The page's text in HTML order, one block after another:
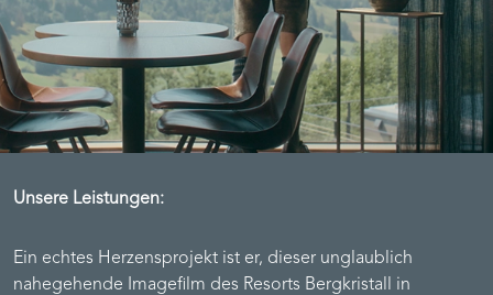
Unsere Leistungen:
Ein echtes Herzensprojekt ist er, dieser unglaublich
nahegehende Imagefilm des Resorts Bergkristall in